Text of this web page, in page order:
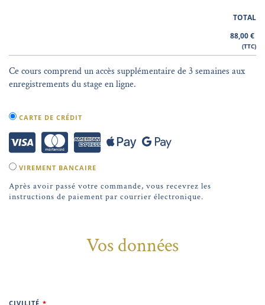
TOTAL
88,00€
(TTC)
Ce cours comprend un accès supplémentaire de 3 semaines aux
enregistrements du stage en ligne.
CARTE DE CRÉDIT
VIREMENT BANCAIRE
Après avoir passé votre commande, vous recevrez les
instructions de paiement par courrier électronique.
Vos données
CIVILITÉ *